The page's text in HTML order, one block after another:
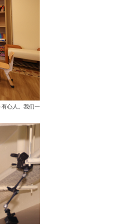
名会员，累计服务超过